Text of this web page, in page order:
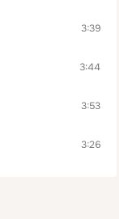
3:39
3:44
3:53
3:26